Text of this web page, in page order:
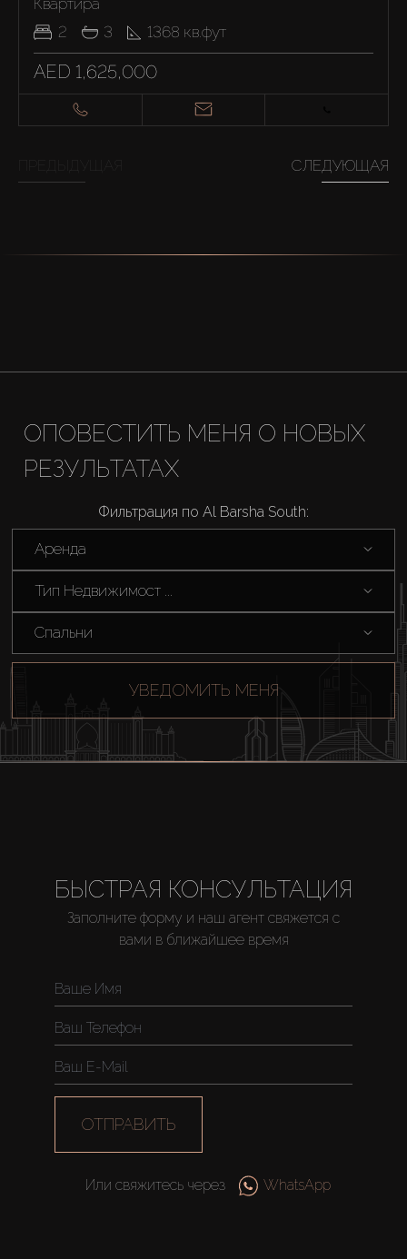
Купить
Аренда
Квартира
2
3 1368 кв.фут
AED 1,625,000
СЛЕДУЮЩАЯ
ОПОВЕСТИТЬ МЕНЯ О НОВЫХ
РЕЗУЛЬТАТАХ
Фильтрация по Al Barsha South:
Аренда
Тип Недвижимост ...
Спальни
УВЕДОМИТЬ МЕНЯ
БЫСТРАЯ КОНСУЛЬТАЦИЯ
Заполните форму и наш агент свяжется с
вами в ближайшее время
ОТПРАВИТЬ
Или свяжитесь через WhatsApp